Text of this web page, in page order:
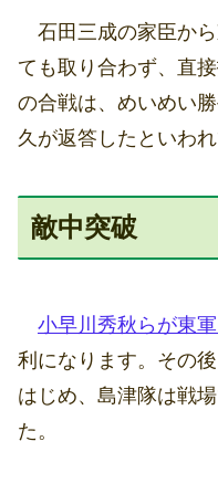
石田三成の家臣から
ても取り合わず、直
の合戦は、めいめい
久が返答したといわれ
敵中突破
小早川秀秋らが東
利になります。その
はじめ、島津隊は戦
た。